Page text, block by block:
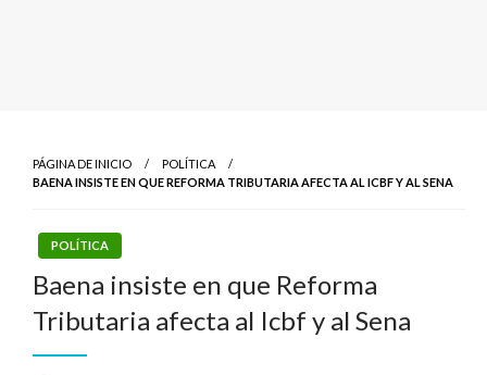
PÁGINA DE INICIO
POLÍTICA
BAENA INSISTE EN QUE REFORMA TRIBUTARIA AFECTA AL ICBF Y AL SENA
POLÍTICA
Baena insiste en que Reforma
Tributaria afecta al Icbf y al Sena